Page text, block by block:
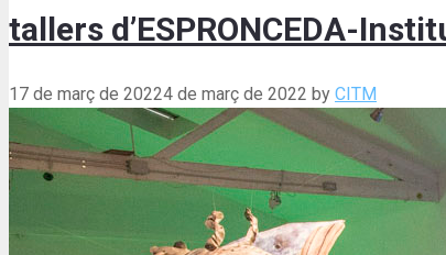
tallers d’ESPRONCEDA-
17 de març de 20224 de març de 2022 by CITM